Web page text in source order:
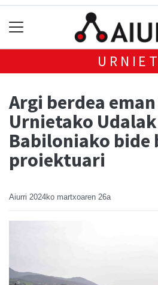
Argi berdea
Urnietako Udalak
Babiloniako bide
proiektuari
Aiurri 2024ko martxoaren 26a